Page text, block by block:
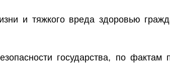
и тяжкого вреда здоровью
государства, по фактам